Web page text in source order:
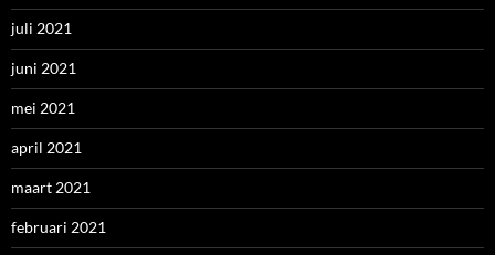
juli 2021
juni 2021
mei 2021
april 2021
maart 2021
februari 2021